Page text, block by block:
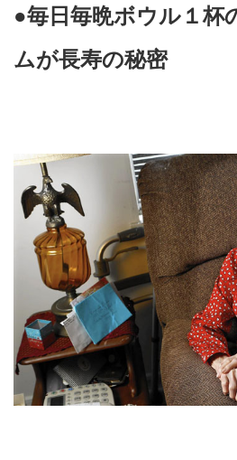
●毎日毎晩ボウル１杯
ムが長寿の秘密